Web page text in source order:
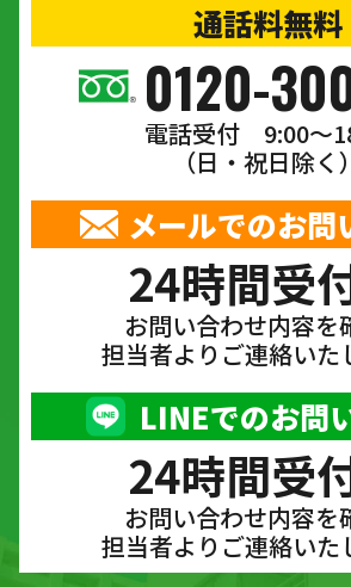
通話料無料
0120-
電話受付 9:00〜
（日・祝日除く）
メールでのお問
24時間受
お問い合わせ内容を
担当者よりご連絡いた
LINEでのお問
24時間受
お問い合わせ内容を
担当者よりご連絡いた